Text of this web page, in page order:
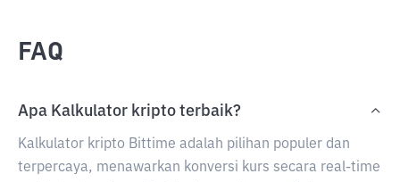
FAQ
Apa Kalkulator kripto terbaik?
Kalkulator kripto Bittime adalah pilihan populer dan
terpercaya, menawarkan konversi kurs secara real-time